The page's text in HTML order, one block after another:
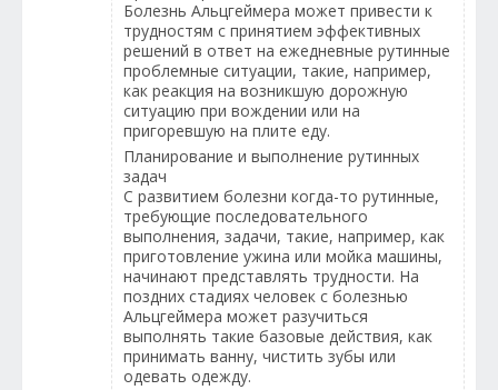
Болезнь Альцгеймера может привести к
трудностям с принятием эффективных
решений в ответ на ежедневные рутинные
проблемные ситуации, такие, например,
как реакция на возникшую дорожную
ситуацию при вождении или на
пригоревшую на плите еду.
Планирование и выполнение рутинных
задач
С развитием болезни когда-то рутинные,
требующие последовательного
выполнения, задачи, такие, например, как
приготовление ужина или мойка машины,
начинают представлять трудности. На
поздних стадиях человек с болезнью
Альцгеймера может разучиться
выполнять такие базовые действия, как
принимать ванну, чистить зубы или
одевать одежду.